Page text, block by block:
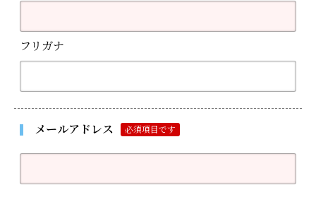
フリガナ
メールアドレス 必須項目です